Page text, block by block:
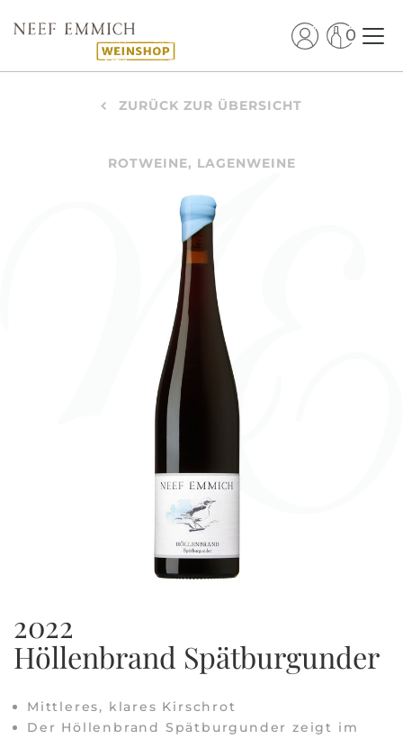
0
ROTWEINE, LAGENWEINE
ZURÜCK ZUR ÜBERSICHT
2022
Höllenbrand Spätburgunder
Mittleres, klares Kirschrot
Der Höllenbrand Spätburgunder zeigt im